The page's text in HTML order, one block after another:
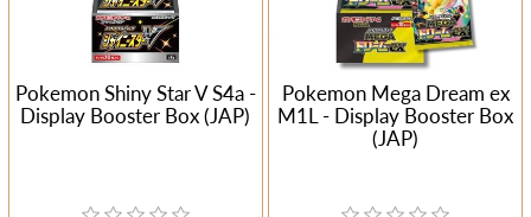
Pokemon Shiny Star V S4a -
Display Booster Box (JAP)
Pokemon Mega Dream ex
M1L - Display Booster Box
(JAP)